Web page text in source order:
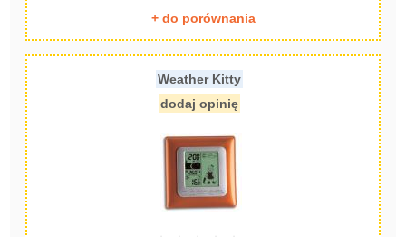
+ do porównania
Weather Kitty
dodaj opinię